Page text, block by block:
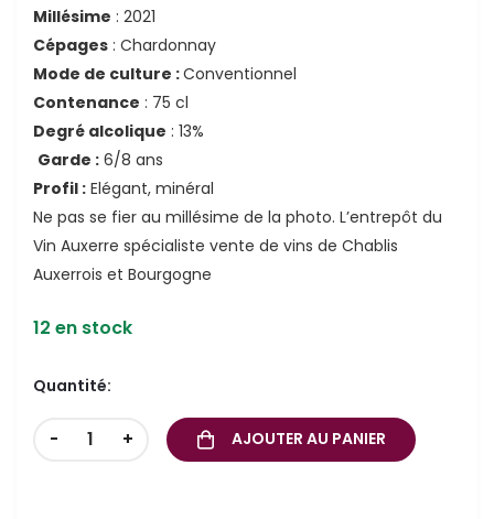
Millésime : 2021
Cépages : Chardonnay
Mode de culture :Conventionnel
Contenance : 75 cl
Degré alcolique : 13%
Garde : 6/8 ans
Profil : Elégant, minéral
Ne pas se fier au millésime de la photo. L’entrepôt du
Vin Auxerre spécialiste vente de vins de Chablis
Auxerrois et Bourgogne
12 en stock
Quantité:
- + AJOUTER AU PANIER